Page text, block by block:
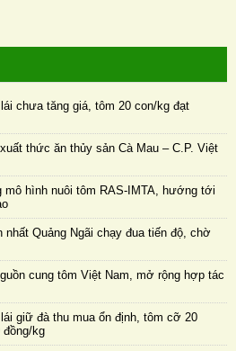
chưa tăng giá, tôm 20 con/kg đạt
thức ăn thủy sản Cà Mau – C.P. Việt
mô hình nuôi tôm RAS-IMTA, hướng tới
Quảng Ngãi chạy đua tiến độ, chờ
cung tôm Việt Nam, mở rộng hợp tác
giữ đà thu mua ổn định, tôm cỡ 20
đồng/kg